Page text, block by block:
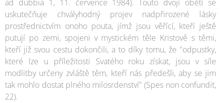
ad dubbia 1, 11. července 1984). Touto dvojí obětí se
uskutečňuje chvályhodný projev nadpřirozené lásky
prostřednictvím onoho pouta, jímž jsou věřící, kteří ještě
putují po zemi, spojeni v mystickém těle Kristově s těmi,
kteří již svou cestu dokončili, a to díky tomu, že "odpustky,
které lze u příležitosti Svatého roku získat, jsou v síle
modlitby určeny zvláště těm, kteří nás předešli, aby se jim
tak mohlo dostat plného milosrdenství" (Spes non confundit,
22).